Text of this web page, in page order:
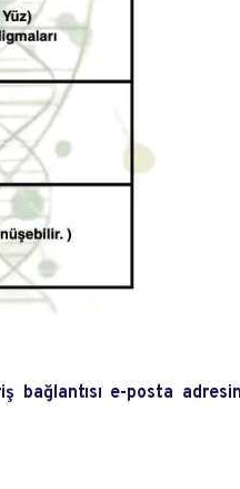
bağlantısı e-posta